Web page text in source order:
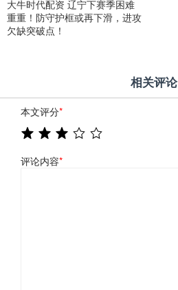
大牛时代配资 辽宁下赛季困难
重重！防守护框或再下滑，进攻
欠缺突破点！
相关评论
本文评分*
评论内容*